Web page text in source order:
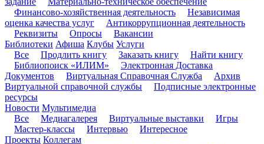
Финансово-хозяйственная деятельность
Независимая
оценка качества услуг
Антикоррупционная деятельность
Реквизиты
Опросы
Вакансии
Библиотеки Афиша Клубы Услуги
Все
Продлить книгу Заказать книгу
Найти книгу
Библиопоиск «ИЛИМ»
Электронная Доставка
Документов
Виртуальная Справочная Служба
Архив
Виртуальной справочной службы
Подписные электронные
ресурсы
Новости Мультимедиа
Все
Медиагалерея Виртуальные выставки
Игры
Мастер-классы
Интервью
Интересное
Проекты Коллегам